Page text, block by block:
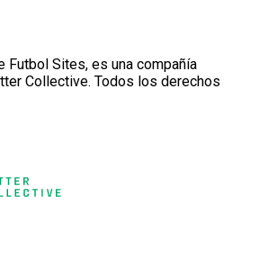
Futbol Sites, es una compañía
Collective. Todos los derechos